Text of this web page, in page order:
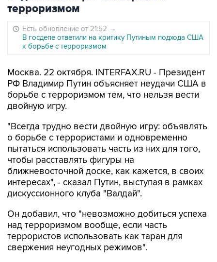
терроризмом
Есть обновление от 21:52 →
В госдепе ответили на критику Путиным подхода США
к борьбе с терроризмом
Москва. 22 октября. INTERFAX.RU - Президент
РФ Владимир Путин объясняет неудачи США в
борьбе с терроризмом тем, что нельзя вести
двойную игру.
"Всегда трудно вести двойную игру: объявлять
о борьбе с террористами и одновременно
пытаться использовать часть из них для того,
чтобы расставлять фигуры на
ближневосточной доске, как кажется, в своих
интересах", - сказал Путин, выступая в рамках
дискуссионного клуба "Валдай".
Он добавил, что "невозможно добиться успеха
над терроризмом вообще, если часть
террористов использовать как таран для
свержения неугодных режимов".